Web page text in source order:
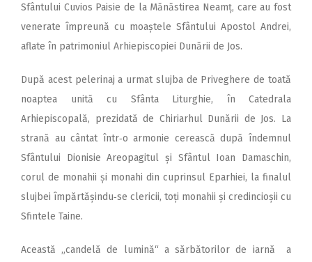
Sfântului Cuvios Paisie de la Mănăstirea Neamț, care au fost
venerate împreună cu moaștele Sfântului Apostol Andrei,
aflate în patrimoniul Arhiepiscopiei Dunării de Jos.
După acest pelerinaj a urmat slujba de Priveghere de toată
noaptea unită cu Sfânta Liturghie, în Catedrala
Arhiepiscopală, prezidată de Chiriarhul Dunării de Jos. La
strană au cântat într‑o armonie cerească după îndemnul
Sfântului Dionisie Areopagitul și Sfântul Ioan Damaschin,
corul de monahii și monahi din cuprinsul Eparhiei, la finalul
slujbei împărtășindu‑se clericii, toți monahii și credincioșii cu
Sfintele Taine.
Această „candelă de lumină“ a sărbătorilor de iarnă a